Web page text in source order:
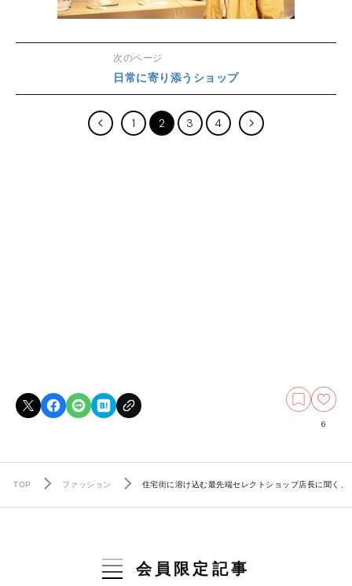
次のページ
日常に寄り添うショップ
1 2 3 4
6
TOP ファッション 住宅街に溶け込む最先端セレクトショップ店長に聞く
会員限定記事